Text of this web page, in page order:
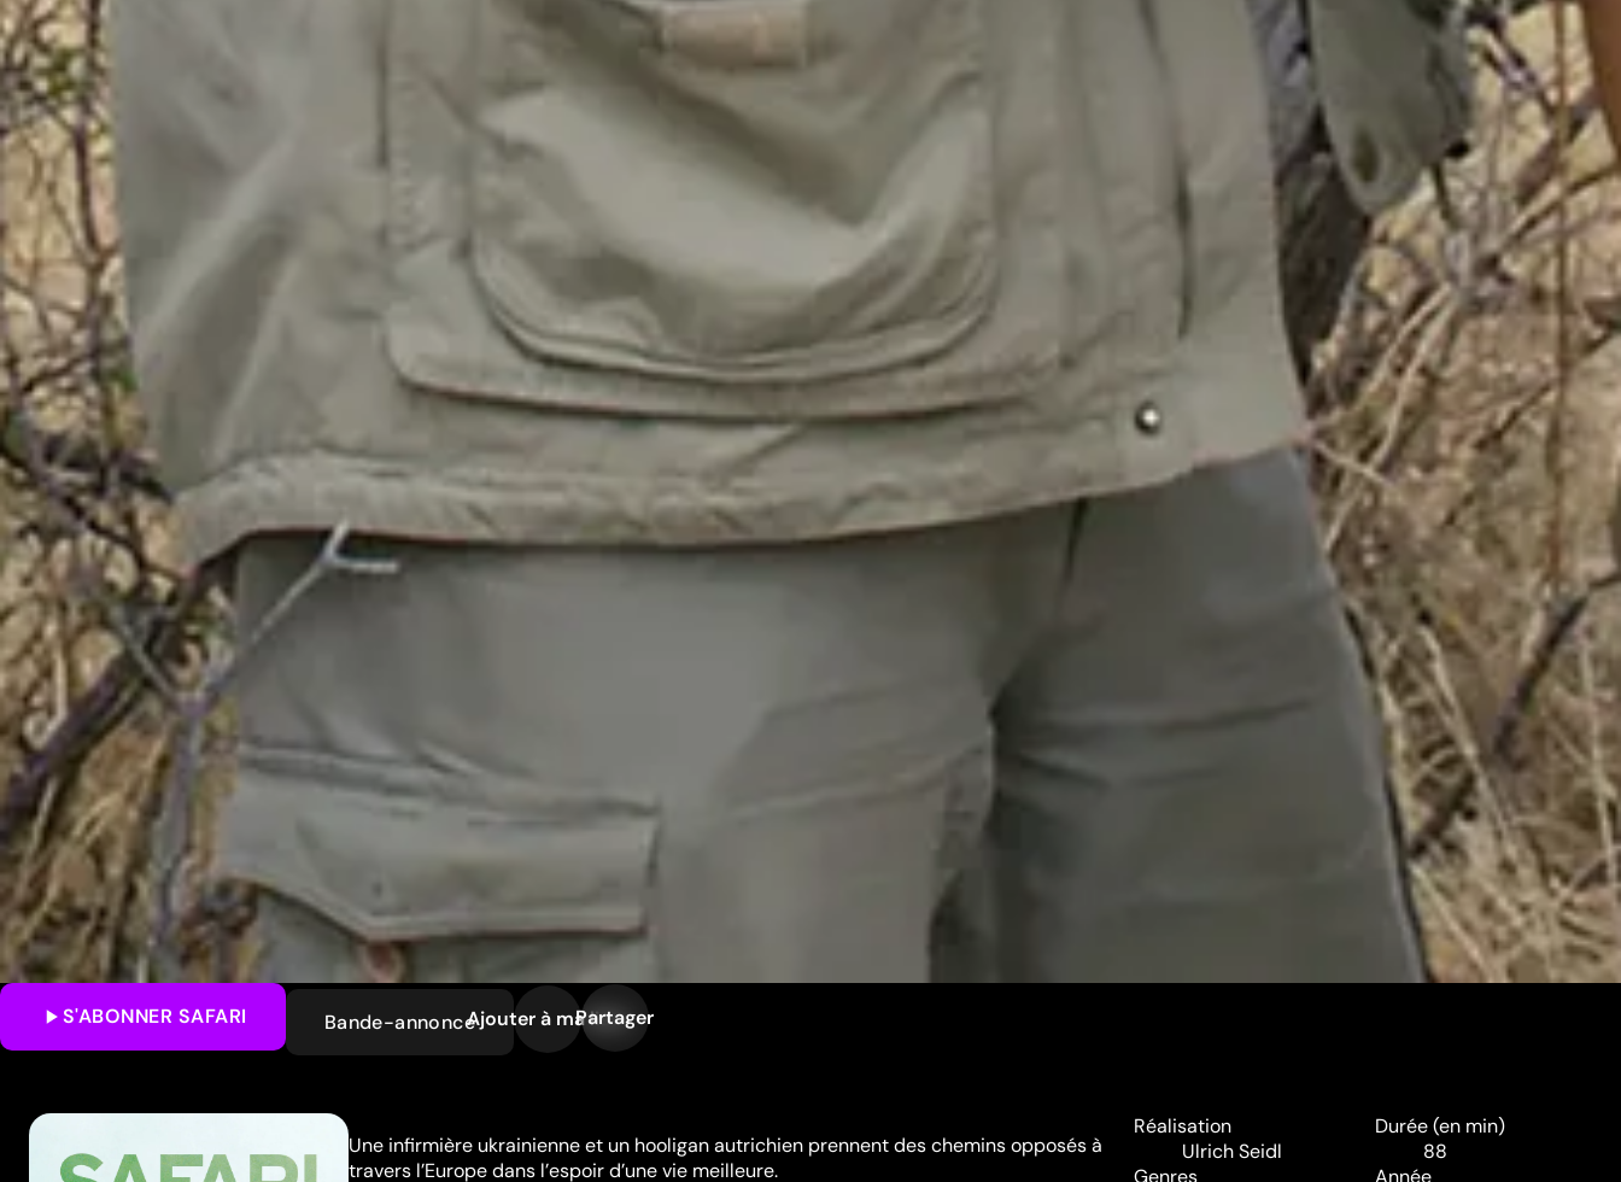
S'ABONNER SAFARI Bande-annonceAjouter à ma liste
Partager
Une infirmière ukrainienne et un hooligan autrichien prennent des chemins opposés à
travers l’Europe dans l’espoir d’une vie meilleure.
Réalisation
Ulrich Seidl
Genres
Durée (en min)
88
Année